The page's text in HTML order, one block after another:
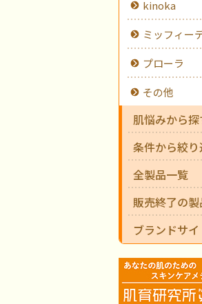
kinoka
ミッフィー
プローラ
その他
肌悩みから探
条件から絞
全製品一覧
販売終了の製
ブランドサ